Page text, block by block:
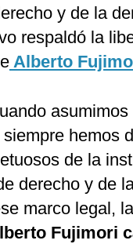
y de la
respaldó la
Alberto
asumimos
hemos
de la
derecho y de
marco legal,
Fujimori